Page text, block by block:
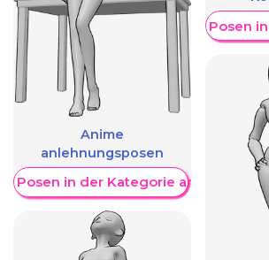
Anime
anlehnungsposen
Posen in der Kategorie anzeigen
Weitere Posen